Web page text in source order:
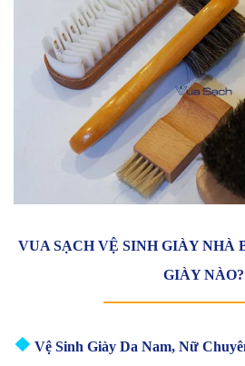
VUA SẠCH VỆ SINH GIÀY NHÀ
GIÀY NÀO?
❖ Vệ Sinh Giày Da Nam, Nữ